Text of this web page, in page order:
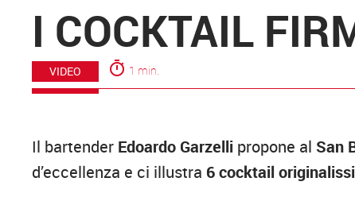
I COCKTAIL
VIDEO timer 1 min.
Il bartender Edoardo Garzelli propone al San
d’eccellenza e ci illustra 6 cocktail